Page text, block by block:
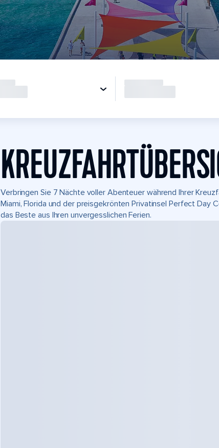
Verbringen Sie 7 Nächte voller Abenteuer während Ihrer
Miami, Florida und der preisgekrönten Privatinsel Perfect Day
das Beste aus Ihren unvergesslichen Ferien.